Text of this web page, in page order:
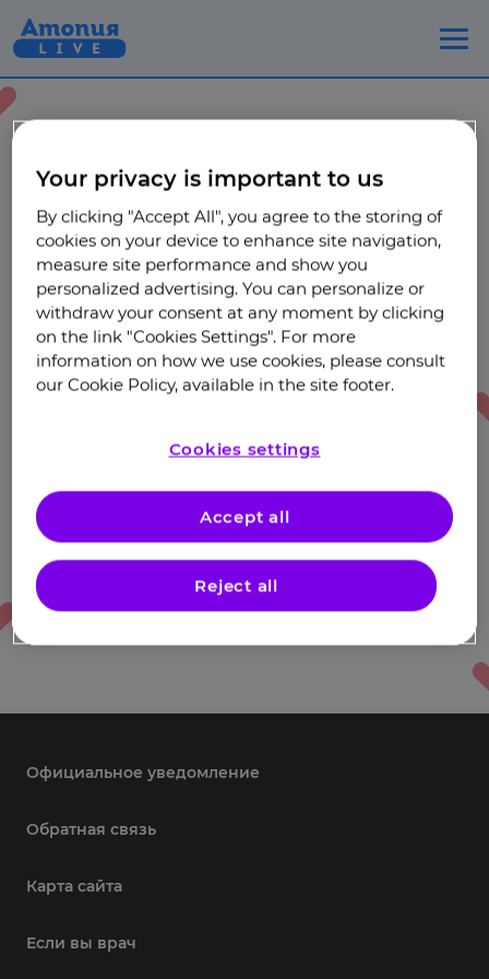
Для детей и их родителей
Можно ли «перерасти» атопический дерматит?
Можно ли «перерасти»
атопический дерматит?
18.12.2025
Официальное уведомление
Обратная связь
Карта сайта
Если вы врач
Your privacy is important to us
By clicking "Accept All", you agree to the storing of
cookies on your device to enhance site navigation,
measure site performance and show you
personalized advertising. You can personalize or
withdraw your consent at any moment by clicking
on the link "Cookies Settings". For more
information on how we use cookies, please consult
our Cookie Policy, available in the site footer.
Cookies settings
Reject all
Accept all